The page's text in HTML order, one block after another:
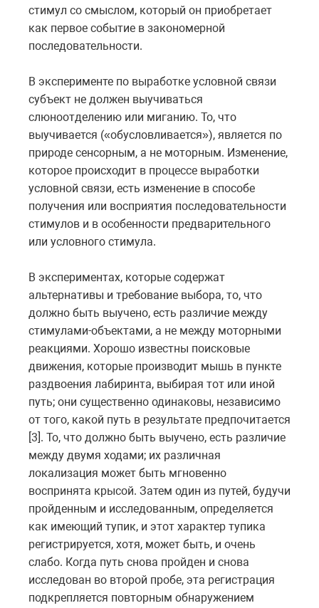
стимул со смыслом, который он приобретает
как первое событие в закономерной
последовательности.
В эксперименте по выработке условной связи
субъект не должен выучиваться
слюноотделению или миганию. То, что
выучивается («обусловливается»), является по
природе сенсорным, а не моторным. Изменение,
которое происходит в процессе выработки
условной связи, есть изменение в способе
получения или восприятия последовательности
стимулов и в особенности предварительного
или условного стимула.
В экспериментах, которые содержат
альтернативы и требование выбора, то, что
должно быть выучено, есть различие между
стимулами-объектами, а не между моторными
реакциями. Хорошо известны поисковые
движения, которые производит мышь в пункте
раздвоения лабиринта, выбирая тот или иной
путь; они существенно одинаковы, независимо
от того, какой путь в результате предпочитается
[3]. То, что должно быть выучено, есть различие
между двумя ходами; их различная
локализация может быть мгновенно
воспринята крысой. Затем один из путей, будучи
пройденным и исследованным, определяется
как имеющий тупик, и этот характер тупика
регистрируется, хотя, может быть, и очень
слабо. Когда путь снова пройден и снова
исследован во второй пробе, эта регистрация
подкрепляется повторным обнаружением